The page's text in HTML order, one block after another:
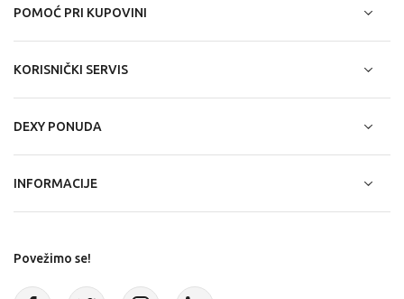
POMOĆ PRI KUPOVINI
KORISNIČKI SERVIS
DEXY PONUDA
INFORMACIJE
Povežimo se!